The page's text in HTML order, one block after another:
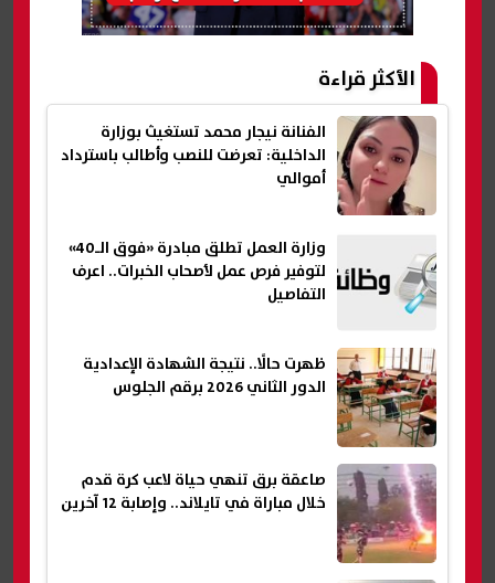
الأكثر قراءة
الفنانة نيجار محمد تستغيث بوزارة
الداخلية: تعرضت للنصب وأطالب باسترداد
أموالي
وزارة العمل تطلق مبادرة «فوق الـ40»
لتوفير فرص عمل لأصحاب الخبرات.. اعرف
التفاصيل
ظهرت حالًا.. نتيجة الشهادة الإعدادية
الدور الثاني 2026 برقم الجلوس
صاعقة برق تنهي حياة لاعب كرة قدم
خلال مباراة في تايلاند.. وإصابة 12 آخرين